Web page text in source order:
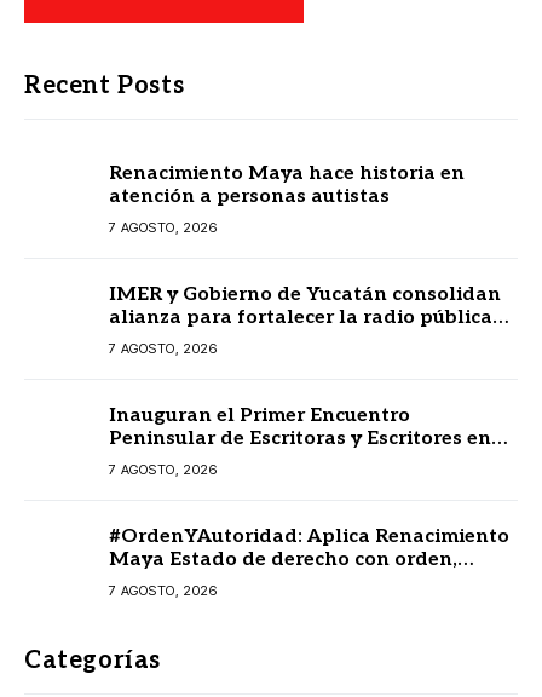
Recent Posts
Renacimiento Maya hace historia en
atención a personas autistas
7 AGOSTO, 2026
IMER y Gobierno de Yucatán consolidan
alianza para fortalecer la radio pública
en beneficio de la ciudadanía
7 AGOSTO, 2026
Inauguran el Primer Encuentro
Peninsular de Escritoras y Escritores en
Lengua Maya 2026
7 AGOSTO, 2026
#OrdenYAutoridad: Aplica Renacimiento
Maya Estado de derecho con orden,
coordinación y saldo blanco
7 AGOSTO, 2026
Categorías